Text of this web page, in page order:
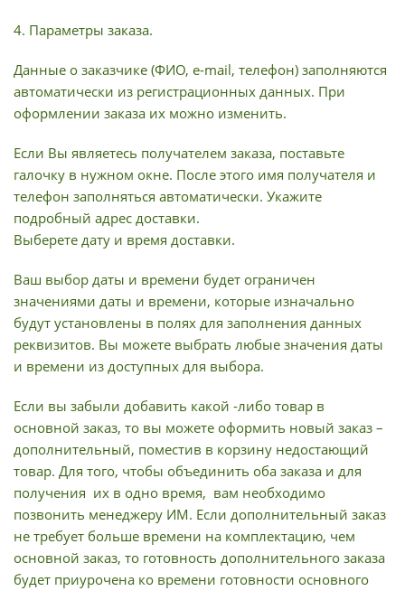
4. Параметры заказа.
Данные о заказчике (ФИО, e-mail, телефон) заполняются
автоматически из регистрационных данных. При
оформлении заказа их можно изменить.
Если Вы являетесь получателем заказа, поставьте
галочку в нужном окне. После этого имя получателя и
телефон заполняться автоматически. Укажите
подробный адрес доставки.
Выберете дату и время доставки.
Ваш выбор даты и времени будет ограничен
значениями даты и времени, которые изначально
будут установлены в полях для заполнения данных
реквизитов. Вы можете выбрать любые значения даты
и времени из доступных для выбора.
Если вы забыли добавить какой -либо товар в
основной заказ, то вы можете оформить новый заказ –
дополнительный, поместив в корзину недостающий
товар. Для того, чтобы объединить оба заказа и для
получения их в одно время, вам необходимо
позвонить менеджеру ИМ. Если дополнительный заказ
не требует больше времени на комплектацию, чем
основной заказ, то готовность дополнительного заказа
будет приурочена ко времени готовности основного